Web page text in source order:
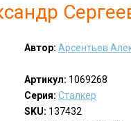
Автор: Арсентьев
Артикул: 1069268
Серия: Сталкер
SKU: 137432